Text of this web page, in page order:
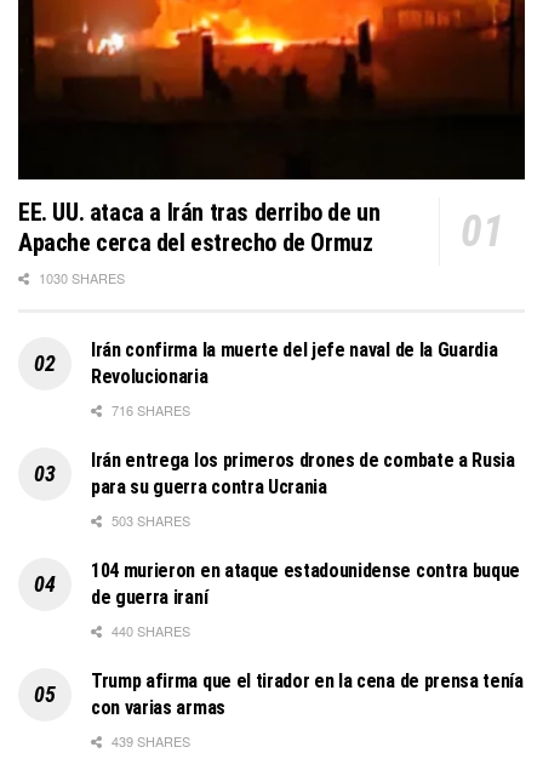
EE. UU. ataca a Irán tras derribo de un
Apache cerca del estrecho de Ormuz
1030 SHARES
Irán confirma la muerte del jefe naval de la Guardia
Revolucionaria
716 SHARES
Irán entrega los primeros drones de combate a Rusia
para su guerra contra Ucrania
503 SHARES
104 murieron en ataque estadounidense contra buque
de guerra iraní
440 SHARES
Trump afirma que el tirador en la cena de prensa tenía
con varias armas
439 SHARES